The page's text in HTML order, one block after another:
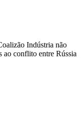
Indústria não
ao conflito entre Rússia